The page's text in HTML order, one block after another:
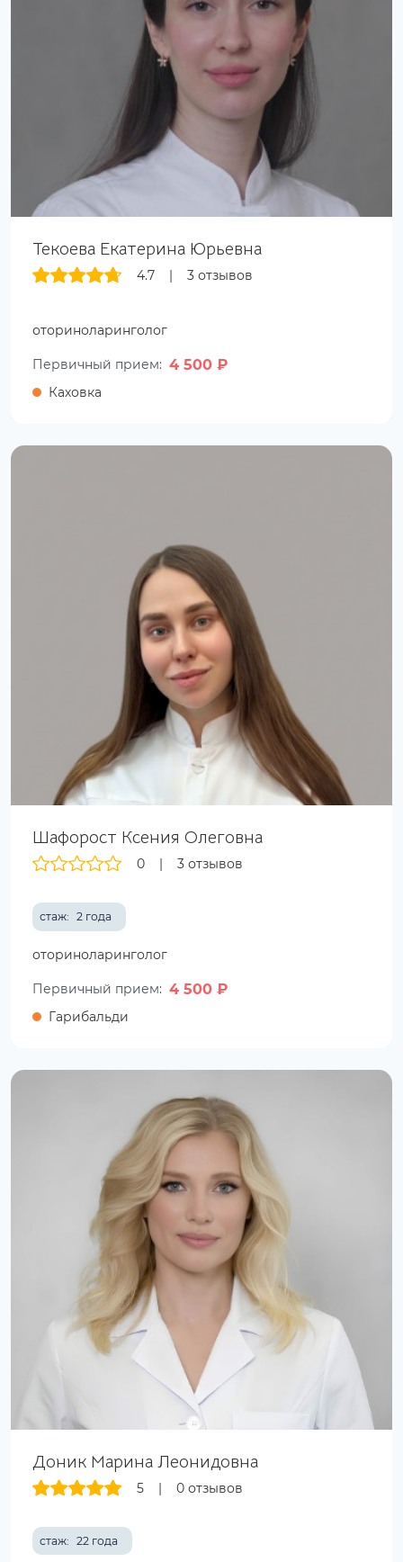
Текоева Екатерина Юрьевна
4.7 | 3 отзывов
оториноларинголог
Первичный прием: 4 500 ₽
Каховка
Шафорост Ксения Олеговна
0 | 3 отзывов
стаж: 2 года
оториноларинголог
Первичный прием: 4 500 ₽
Гарибальди
Доник Марина Леонидовна
5 | 0 отзывов
стаж: 22 года